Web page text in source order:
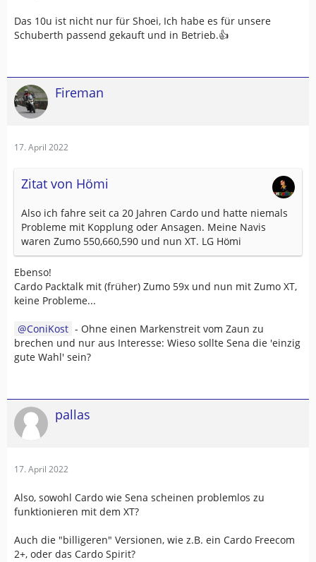
Das 10u ist nicht nur für Shoei, Ich habe es für unsere
Schuberth passend gekauft und in Betrieb.👍
Fireman
17. April 2022
Zitat von Hömi
Also ich fahre seit ca 20 Jahren Cardo und hatte niemals
Probleme mit Kopplung oder Ansagen. Meine Navis
waren Zumo 550,660,590 und nun XT. LG Hömi
Ebenso!
Cardo Packtalk mit (früher) Zumo 59x und nun mit Zumo XT,
keine Probleme...
ConiKost - Ohne einen Markenstreit vom Zaun zu
brechen und nur aus Interesse: Wieso sollte Sena die 'einzig
gute Wahl' sein?
pallas
17. April 2022
Also, sowohl Cardo wie Sena scheinen problemlos zu
funktionieren mit dem XT?
Auch die "billigeren" Versionen, wie z.B. ein Cardo Freecom
2+, oder das Cardo Spirit?